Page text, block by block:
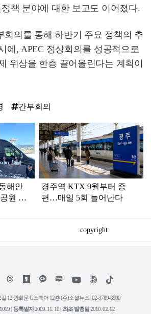
정책 분야에 대한 보고도 이어졌다.
회의를 통해 하반기 주요 정책의 추
에, APEC 정상회의를 성공적으로
위상을 한층 끌어올린다는 계획이
간부회의
해안
원 국
경주역 KTX 9월부터 증
편…매일 5회 늘어난다
copyright
위
트
유
틱
12 광화문 G스퀘어 12층 (주)소셜뉴스 | 02-3789-8900
| 등록일자2009. 11. 10 | 최초 발행일2010. 02. 02